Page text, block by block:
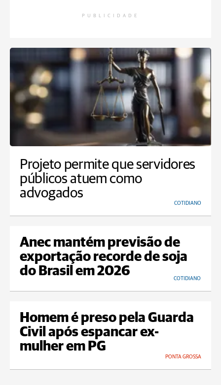
PUBLICIDADE
Projeto permite que servidores
públicos atuem como
advogados
COTIDIANO
Anec mantém previsão de
exportação recorde de soja
do Brasil em 2026
COTIDIANO
Homem é preso pela Guarda
Civil após espancar ex-
mulher em PG
PONTA GROSSA